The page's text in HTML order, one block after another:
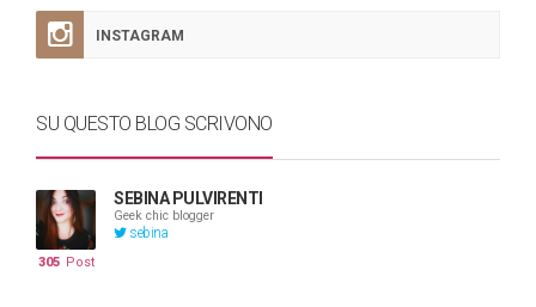
INSTAGRAM
SU QUESTO BLOG SCRIVONO
SEBINA PULVIRENTI
Geek chic blogger
sebina
305 Post